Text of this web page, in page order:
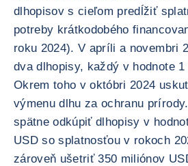
dlhopisov s cieľom predĺžiť
potreby krátkodobého
roku 2024). V apríli a novembri
dva dlhopisy, každý v hodnote
Okrem toho v októbri 2024
výmenu dlhu za ochranu
spätne odkúpiť dlhopisy v
USD so splatnosťou v rokoch
zároveň ušetriť 350 miliónov